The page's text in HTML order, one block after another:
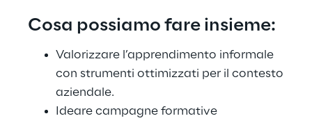
Cosa possiamo fare insieme:
Valorizzare l’apprendimento informale
con strumenti ottimizzati per il contesto
aziendale.
Ideare campagne formative